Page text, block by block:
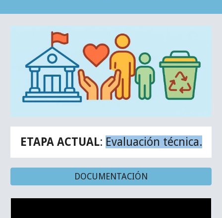
ETAPAACTUAL: Evaluación técnica.
DOCUMENTACIÓN